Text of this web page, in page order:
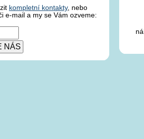
kompletní kontakty, nebo
e-mail a my se Vám ozveme: